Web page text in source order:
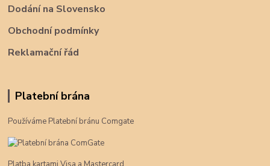
Dodání na Slovensko
Obchodní podmínky
Reklamační řád
Platební brána
Používáme Platební bránu Comgate